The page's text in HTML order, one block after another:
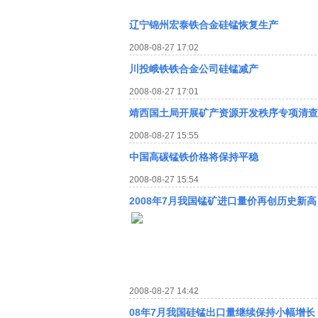
辽宁锦州宏泰铁合金硅锰恢复生产
2008-08-27 17:02
川投峨铁铁合金公司硅锰减产
2008-08-27 17:01
靖西国土局开展矿产资源开发秩序专项清
2008-08-27 15:55
中国高碳锰铁价格将保持平稳
2008-08-27 15:54
2008年7月我国锰矿进口量价再创历史新高
2008-08-27 14:42
08年7月我国硅锰出口量继续保持小幅增长